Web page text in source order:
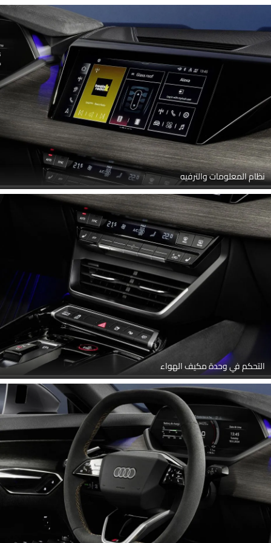
نظام المعلومات والترفيه
التحكم في وحدة مكيف الهواء